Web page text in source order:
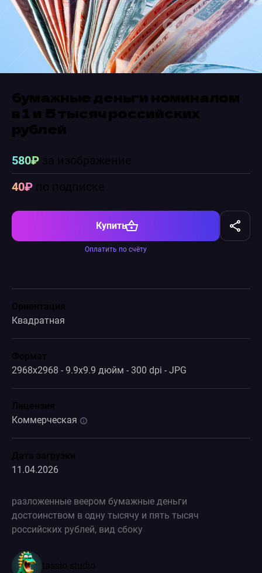
бумажные деньги номиналом
в 1 и 5 тысяч российских
рублей
580₽за изображение
40₽по подписке
Купить
Оплатить по счёту
Ориентация
Квадратная
Формат
2968x2968 - 9.9x9.9 дюйм - 300 dpi - JPG
Лицензия
Коммерческая
Дата загрузки
11.04.2026
разложенные веером бумажные деньги
достоинством в одну тысячу и пять тысяч
российских рублей, вид сбоку
tasslo.studio